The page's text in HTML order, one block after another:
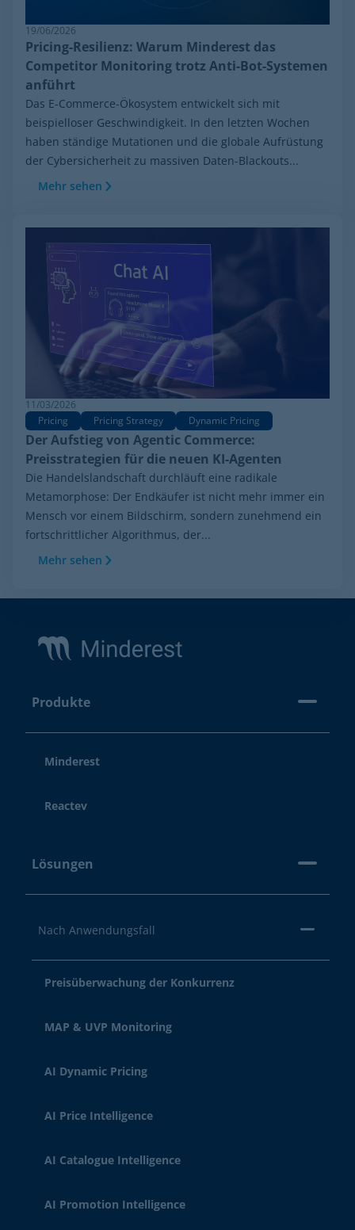
19/06/2026
Pricing-Resilienz: Warum Minderest das
Competitor Monitoring trotz Anti-Bot-Systemen
anführt
Das E-Commerce-Ökosystem entwickelt sich mit
beispielloser Geschwindigkeit. In den letzten Wochen
haben ständige Mutationen und die globale Aufrüstung
der Cybersicherheit zu massiven Daten-Blackouts...
Mehr sehen
11/03/2026
Pricing
Pricing Strategy Dynamic Pricing
Der Aufstieg von Agentic Commerce:
Preisstrategien für die neuen KI-Agenten
Die Handelslandschaft durchläuft eine radikale
Metamorphose: Der Endkäufer ist nicht mehr immer ein
Mensch vor einem Bildschirm, sondern zunehmend ein
fortschrittlicher Algorithmus, der...
Mehr sehen
Produkte
Minderest
Reactev
Lösungen
Nach Anwendungsfall
Preisüberwachung der Konkurrenz
MAP & UVP Monitoring
AI Dynamic Pricing
AI Price Intelligence
AI Catalogue Intelligence
AI Promotion Intelligence